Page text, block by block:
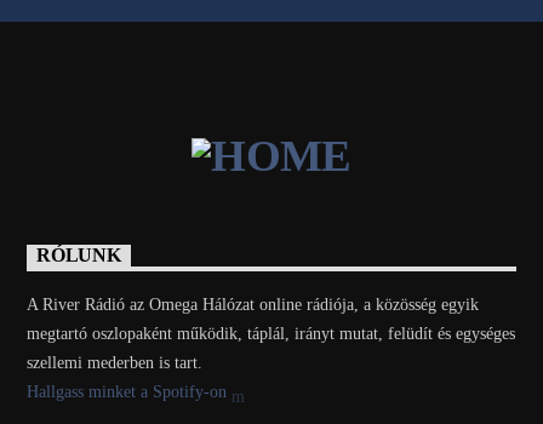
RÓLUNK
A River Rádió az Omega Hálózat online rádiója, a közösség egyik
megtartó oszlopaként működik, táplál, irányt mutat, felüdít és egységes
szellemi mederben is tart.
Hallgass minket a Spotify-on